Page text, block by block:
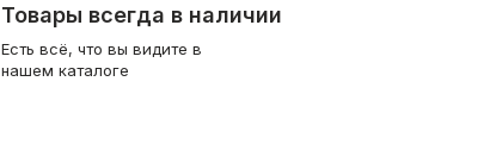
Товары всегда в наличии
Есть всё, что вы видите в
нашем каталоге